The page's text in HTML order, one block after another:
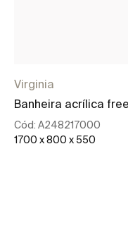
Virginia
Banheira acrílica
Cód: A248217000
1700 x 800 x 550